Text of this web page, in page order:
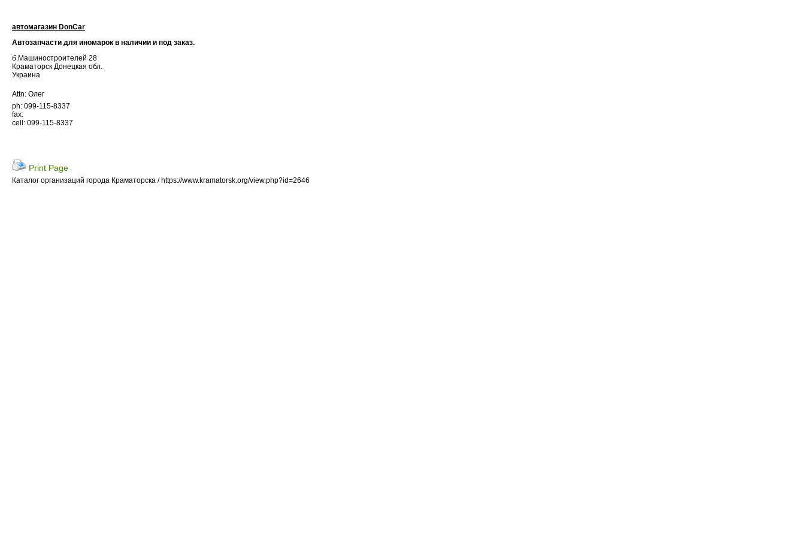
автомагазин DonCar
Автозапчасти для иномарок в наличии и под заказ.
б.Машиностроителей 28
Краматорск Донецкая обл.
Украина
Attn: Олег
ph: 099-115-8337
fax:
cell: 099-115-8337
Print Page
Каталог организаций города Краматорска / https://www.kramatorsk.org/view.php?id=2646